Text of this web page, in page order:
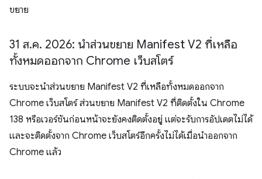
ขยาย
31 ส.ค. 2026: นำส่วนขยาย Manifest V2 ที่เหลือ
ทั้งหมดออกจาก Chrome เว็บสโตร์
ระบบจะนำส่วนขยาย Manifest V2 ที่เหลือทั้งหมดออกจาก
Chrome เว็บสโตร์ ส่วนขยาย Manifest V2 ที่ติดตั้งใน Chrome
138 หรือเวอร์ชันก่อนหน้าจะยังคงติดตั้งอยู่ แต่จะรับการอัปเดตไม่ได้
และจะติดตั้งจาก Chrome เว็บสโตร์อีกครั้งไม่ได้เมื่อนำออกจาก
Chrome แล้ว